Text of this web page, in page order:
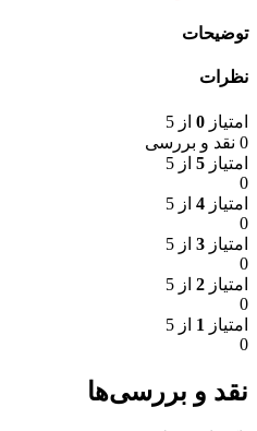
توضیحات
نظرات
امتیاز 0 از 5
0 نقد و بررسی
امتیاز 5 از 5
0
امتیاز 4 از 5
0
امتیاز 3 از 5
0
امتیاز 2 از 5
0
امتیاز 1 از 5
0
نقد و بررسی‌ها